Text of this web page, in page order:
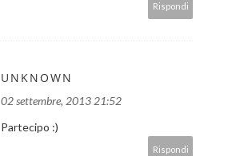
Rispondi
UNKNOWN
02 settembre, 2013 21:52
Partecipo :)
Rispondi